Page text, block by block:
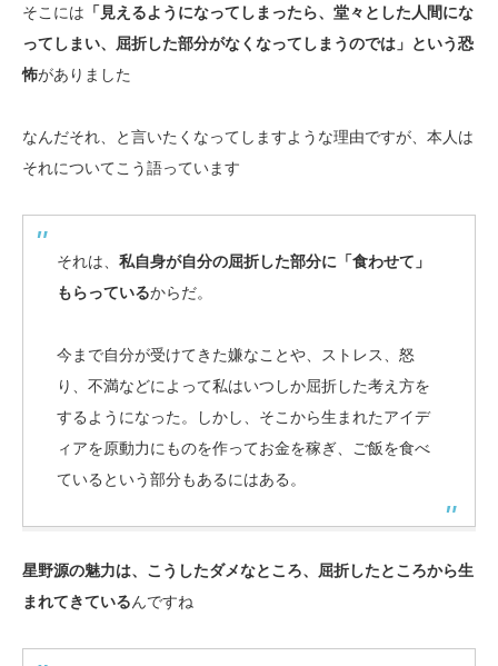
そこには 「見えるようになってしまったら、堂々とした人間にな
ってしまい、屈折した部分がなくなってしまうのでは」という恐
怖がありました
なんだそれ、と言いたくなってしますような理由ですが、本人は
それについてこう語っています
それは、 私自身が自分の屈折した部分に「食わせて」
もらっているからだ。
今まで自分が受けてきた嫌なことや、ストレス、怒
り、不満などによって私はいつしか屈折した考え方を
するようになった。しかし、そこから生まれたアイデ
ィアを原動力にものを作ってお金を稼ぎ、ご飯を食べ
ているという部分もあるにはある。
星野源の魅力は、こうしたダメなところ、屈折したところから生
まれてきているんですね